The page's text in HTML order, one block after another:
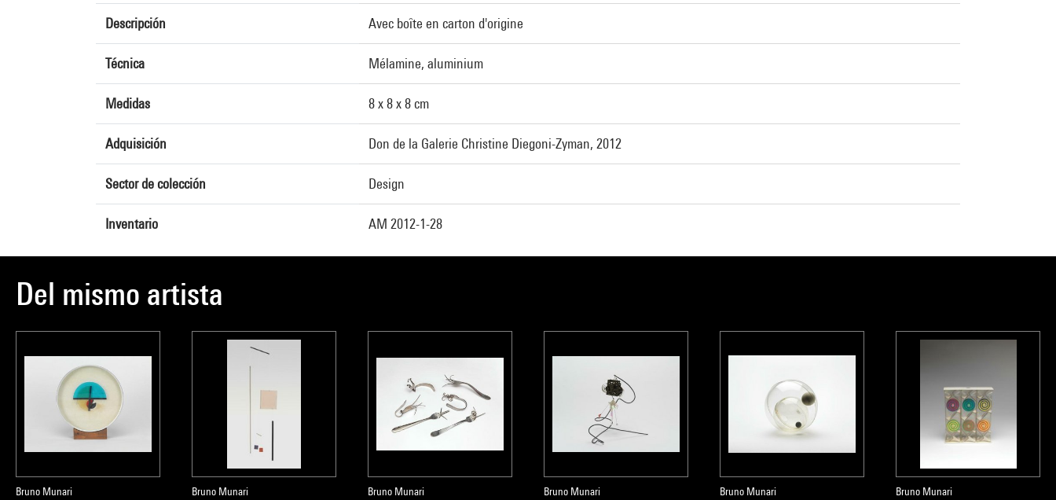
Descripción Avec boîte en carton d'origine
Técnica Mélamine, aluminium
Medidas 8 x 8 x 8 cm
Adquisición Don de la Galerie Christine Diegoni-Zyman, 2012
Sector de colección Design
Inventario AM 2012-1-28
Del mismo artista
Bruno Munari
Bruno Munari
Bruno Munari
Bruno Munari
Bruno Munari
Bruno Munari